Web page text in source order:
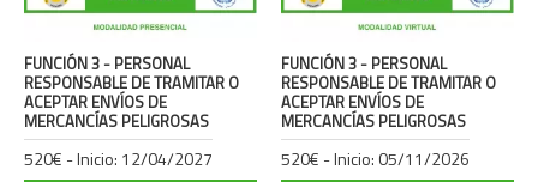
FUNCIÓN 3 - PERSONAL
RESPONSABLE DE TRAMITAR O
ACEPTAR ENVÍOS DE
MERCANCÍAS PELIGROSAS
520€ - Inicio: 12/04/2027
FUNCIÓN 3 - PERSONAL
RESPONSABLE DE TRAMITAR O
ACEPTAR ENVÍOS DE
MERCANCÍAS PELIGROSAS
520€ - Inicio: 05/11/2026